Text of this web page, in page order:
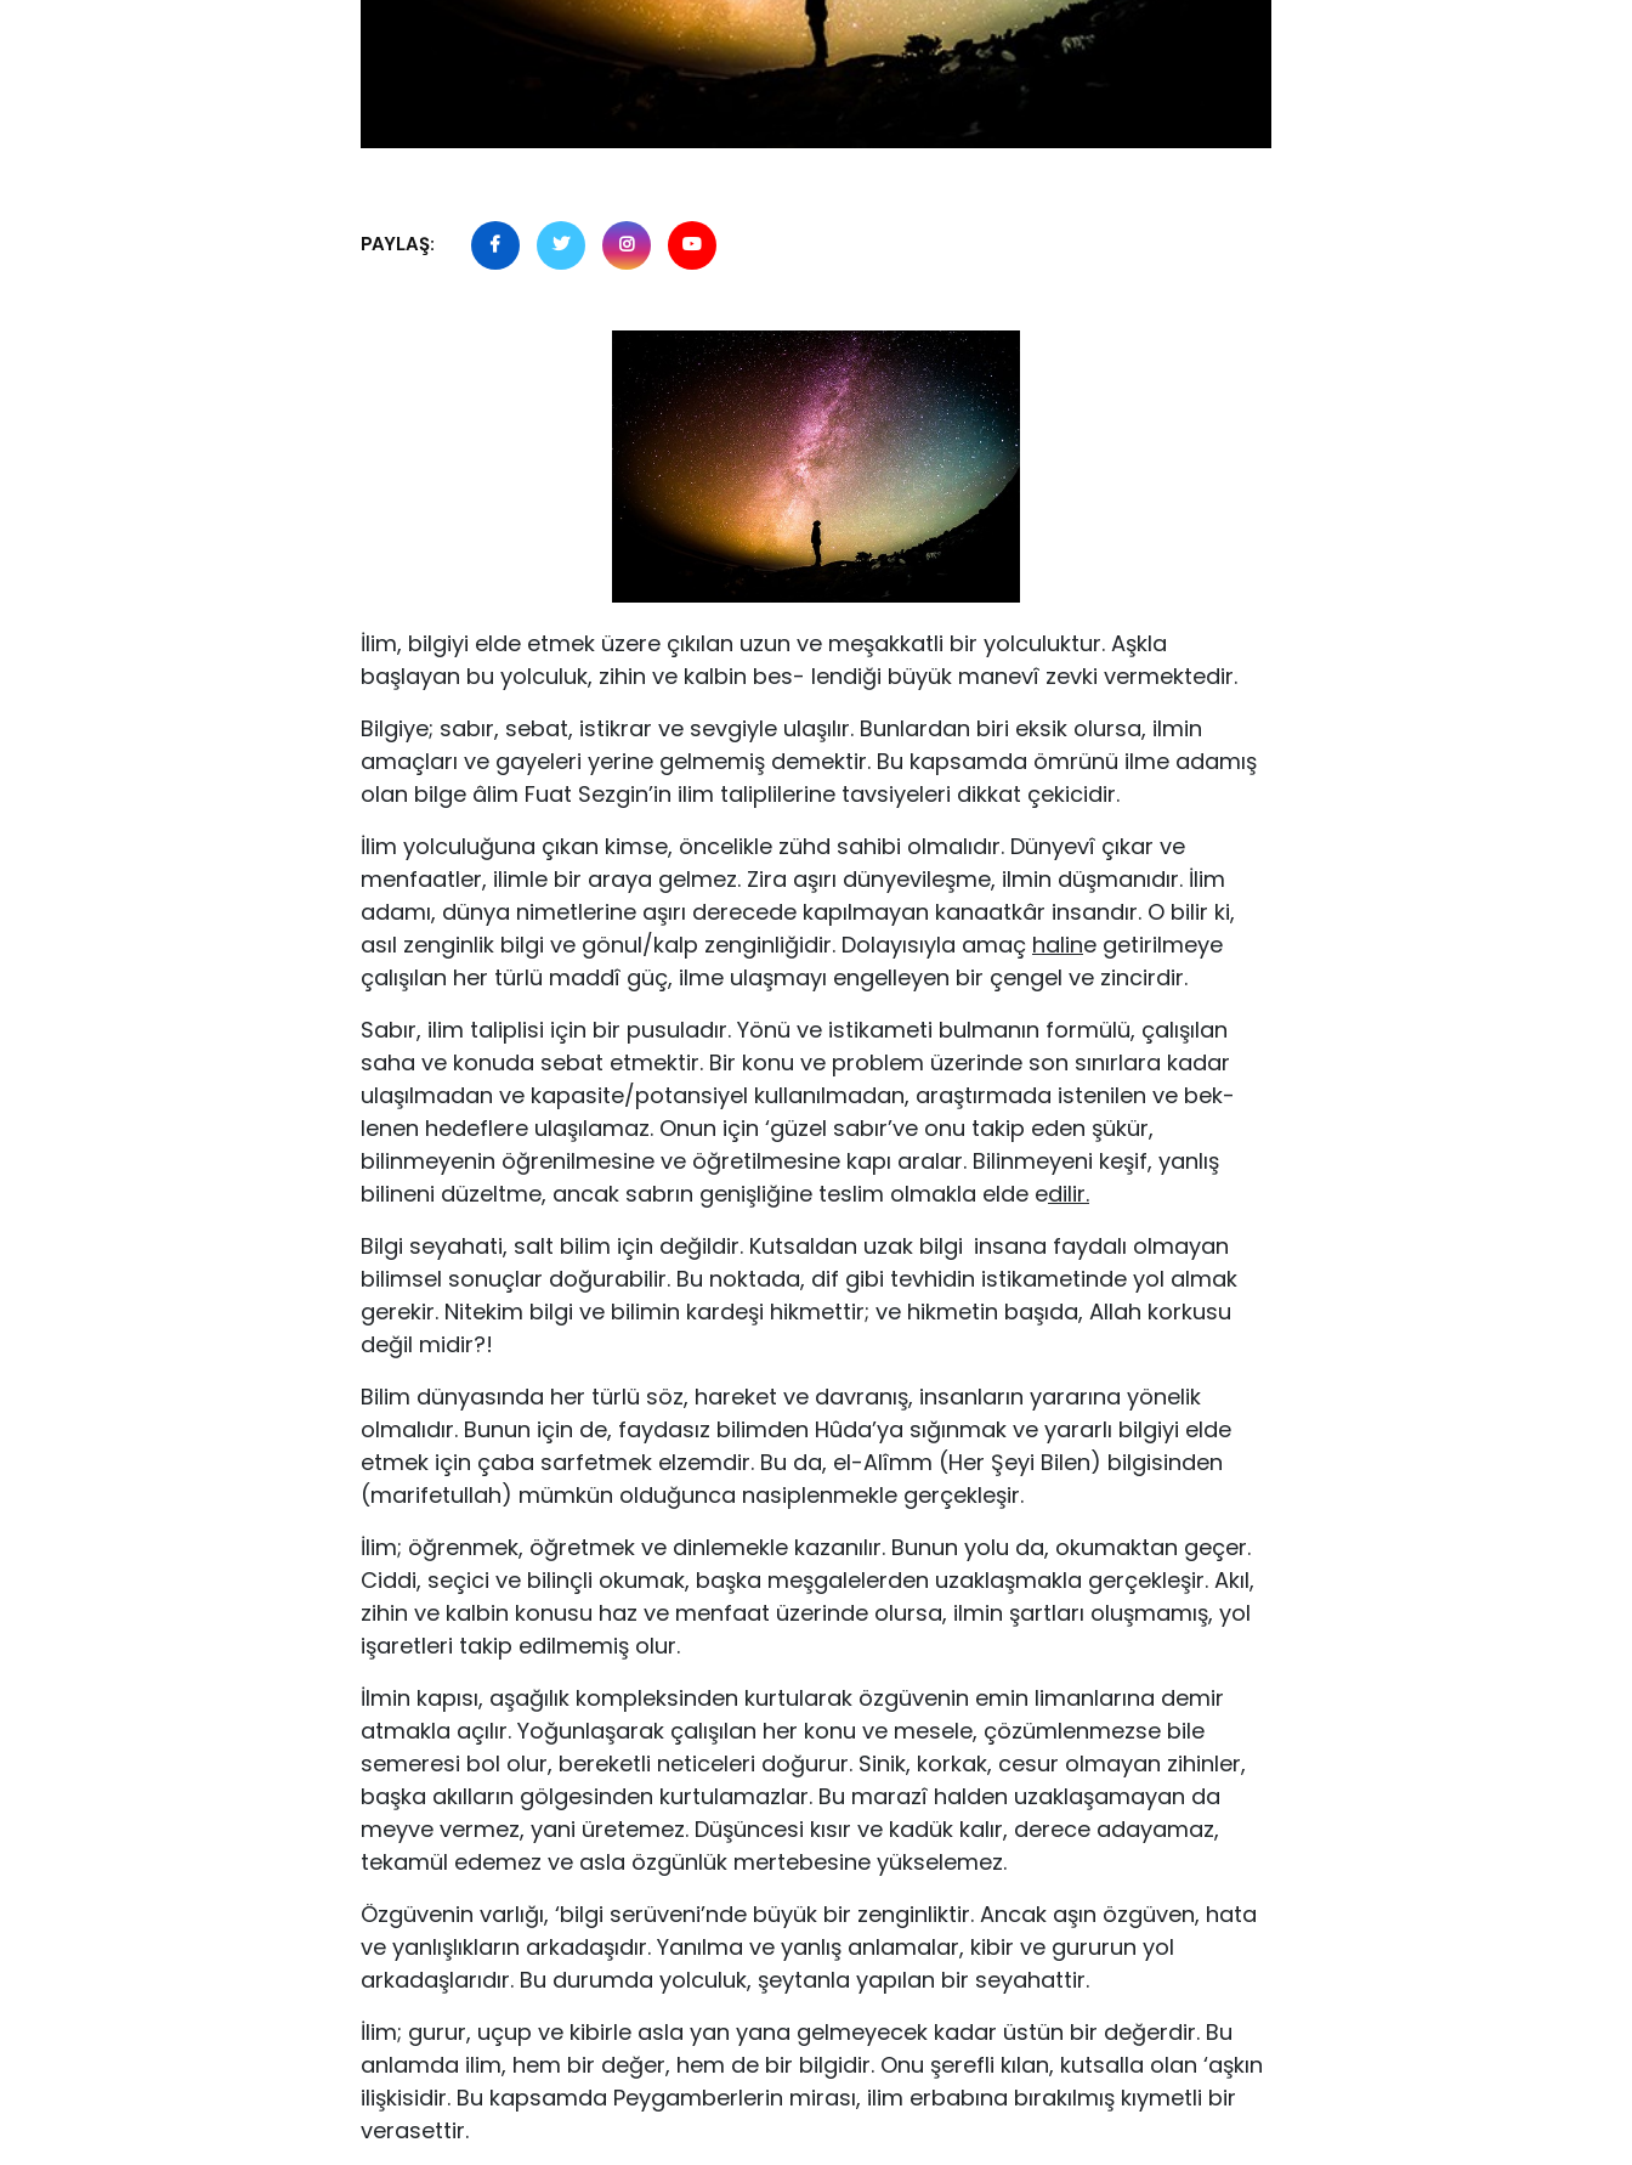
PAYLAŞ:
İlim, bilgiyi elde etmek üzere çıkılan uzun ve meşakkatli bir yolculuktur. Aşkla
başlayan bu yolculuk, zihin ve kalbin bes- lendiği büyük manevî zevki vermektedir.
Bilgiye; sabır, sebat, istikrar ve sevgiyle ulaşılır. Bunlardan biri eksik olursa, ilmin
amaçları ve gayeleri yerine gelmemiş de­mektir. Bu kapsamda ömrünü ilme adamış
olan bilge âlim Fuat Sezgin’in ilim taliplilerine tavsiyeleri dikkat çekicidir.
İlim yolculuğuna çıkan kimse, öncelikle zühd sahibi olma­lıdır. Dünyevî çıkar ve
menfaatler, ilimle bir araya gelmez. Zira aşırı dünyevileşme, ilmin düşmanıdır. İlim
adamı, dünya nimet­lerine aşırı derecede kapılmayan kanaatkâr insandır. O bilir ki,
asıl zenginlik bilgi ve gönul/kalp zenginliğidir. Dolayısıyla amaç haline getirilmeye
çalışılan her türlü maddî güç, ilme ulaşmayı engelleyen bir çengel ve zincirdir.
Sabır, ilim taliplisi için bir pusuladır. Yönü ve istikameti bulmanın formülü, çalışılan
saha ve konuda sebat etmektir. Bir konu ve problem üzerinde son sınırlara kadar
ulaşılmadan ve kapasite/potansiyel kullanılmadan, araştırmada istenilen ve bek­
lenen hedeflere ulaşılamaz. Onun için ‘güzel sabır’ve onu takip eden şükür,
bilinmeyenin öğrenilmesine ve öğretilmesine kapı aralar. Bilinmeyeni keşif, yanlış
bilineni düzeltme, ancak sabrın genişliğine teslim olmakla elde edilir.
Bilgi seyahati, salt bilim için değildir. Kutsaldan uzak bilgi insana faydalı olmayan
bilimsel sonuçlar doğurabilir. Bu noktada, dif gibi tevhidin istikametinde yol almak
gerekir. Nitekim bilgi ve bilimin kardeşi hikmettir; ve hikmetin başıda, Allah korkusu
değil midir?!
Bilim dünyasında her türlü söz, hareket ve davranış, insanla­rın yararına yönelik
olmalıdır. Bunun için de, faydasız bilimden Hûda’ya sığınmak ve yararlı bilgiyi elde
etmek için çaba sarfetmek elzemdir. Bu da, el-Alîmm (Her Şeyi Bilen) bilgisinden
(marifetullah) mümkün olduğunca nasiplenmekle gerçekleşir.
İlim; öğrenmek, öğretmek ve dinlemekle kazanılır. Bunun yolu da, okumaktan geçer.
Ciddi, seçici ve bilinçli okumak, başka meşgalelerden uzaklaşmakla gerçekleşir. Akıl,
zihin ve kalbin konusu haz ve menfaat üzerinde olursa, ilmin şartları oluşma­mış, yol
işaretleri takip edilmemiş olur.
İlmin kapısı, aşağılık kompleksinden kurtularak özgüvenin emin limanlarına demir
atmakla açılır. Yoğunlaşarak çalışılan her konu ve mesele, çözümlenmezse bile
semeresi bol olur, be­reketli neticeleri doğurur. Sinik, korkak, cesur olmayan zihin­ler,
başka akılların gölgesinden kurtulamazlar. Bu marazî hal­den uzaklaşamayan da
meyve vermez, yani üretemez. Düşüncesi kısır ve kadük kalır, derece adayamaz,
tekamül edemez ve asla özgünlük mertebesine yükselemez.
Özgüvenin varlığı, ‘bilgi serüveni’nde büyük bir zenginliktir. Ancak aşın özgüven, hata
ve yanlışlıkların arkadaşıdır. Yanılma ve yanlış anlamalar, kibir ve gururun yol
arkadaşlarıdır. Bu du­rumda yolculuk, şeytanla yapılan bir seyahattir.
İlim; gurur, uçup ve kibirle asla yan yana gelmeyecek ka­dar üstün bir değerdir. Bu
anlamda ilim, hem bir değer, hem de bir bilgidir. Onu şerefli kılan, kutsalla olan ‘aşkın
ilişkisidir. Bu kapsamda Peygamberlerin mirası, ilim erbabına bırakılmış kıymetli bir
verasettir.